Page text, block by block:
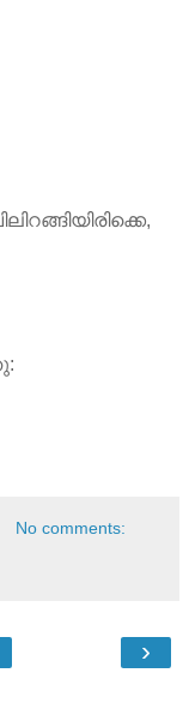
No comments:
›